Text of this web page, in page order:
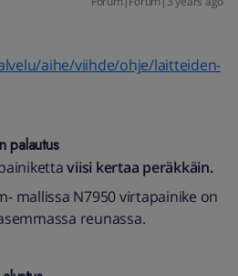
aihe/viihde/ohje/laitteiden-
palautus
viisi kertaa peräkkäin.
mallissa N7950 virtapainike on
reunassa.